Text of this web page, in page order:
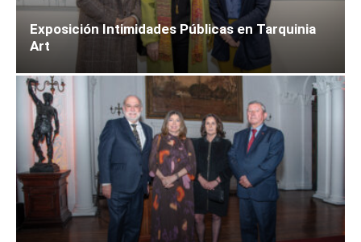
Exposición Intimidades Públicas en Tarquinia
Art